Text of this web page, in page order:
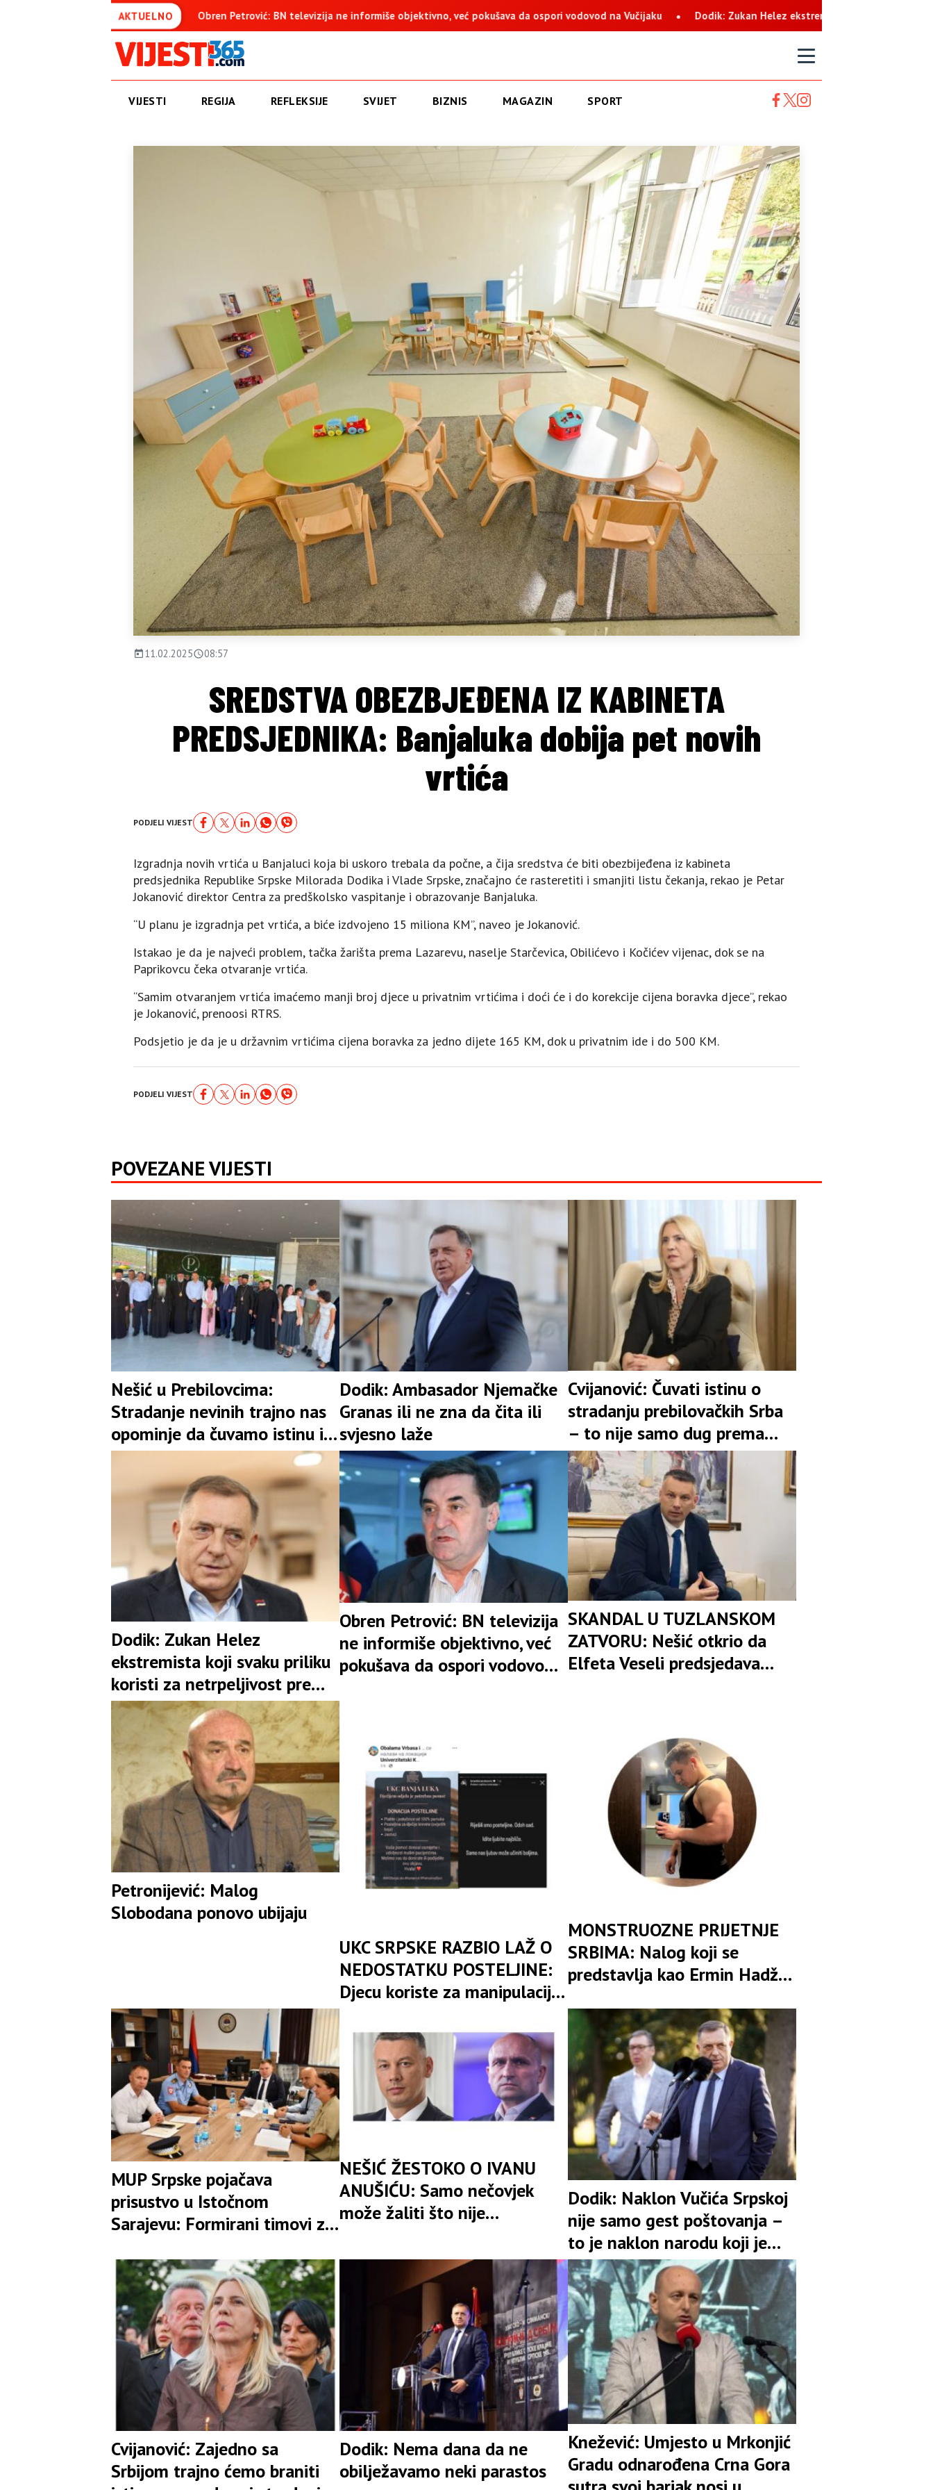
AKTUELNO
Obren Petrović: BN televizija ne informiše objektivno, već pokušava da ospori vodovod na Vučijaku Dodik: Zukan Helez ekstremista koji svaku priliku koristi za netrpeljivost
VIJESTI REGIJA REFLEKSIJE SVIJET BIZNIS MAGAZIN SPORT
11.02.2025 08:57
SREDSTVA OBEZBJEĐENA IZ KABINETA
PREDSJEDNIKA: Banjaluka dobija pet novih
vrtića
PODJELI VIJEST
Izgradnja novih vrtića u Banjaluci koja bi uskoro trebala da počne, a čija sredstva će biti obezbijeđena iz kabineta
predsjednika Republike Srpske Milorada Dodika i Vlade Srpske, značajno će rasteretiti i smanjiti listu čekanja, rekao je Petar
Jokanović direktor Centra za predškolsko vaspitanje i obrazovanje Banjaluka.
“U planu je izgradnja pet vrtića, a biće izdvojeno 15 miliona KM”, naveo je Jokanović.
Istakao je da je najveći problem, tačka žarišta prema Lazarevu, naselje Starčevica, Obilićevo i Kočićev vijenac, dok se na
Paprikovcu čeka otvaranje vrtića.
“Samim otvaranjem vrtića imaćemo manji broj djece u privatnim vrtićima i doći će i do korekcije cijena boravka djece”, rekao
je Jokanović, prenoosi RTRS.
Podsjetio je da je u državnim vrtićima cijena boravka za jedno dijete 165 KM, dok u privatnim ide i do 500 KM.
PODJELI VIJEST
POVEZANE VIJESTI
Nešić u Prebilovcima:
Stradanje nevinih trajno nas
opominje da čuvamo istinu i
jedinstvo
Dodik: Ambasador Njemačke
Granas ili ne zna da čita ili
svjesno laže
Cvijanović: Čuvati istinu o
stradanju prebilovačkih Srba
– to nije samo dug prema
prošlosti
Dodik: Zukan Helez
ekstremista koji svaku priliku
koristi za netrpeljivost prema
Srbima
Obren Petrović: BN televizija
ne informiše objektivno, već
pokušava da ospori vodovod
SKANDAL U TUZLANSKOM
ZATVORU: Nešić otkrio da
Elfeta Veseli predsjedava
Petronijević: Malog
Slobodana ponovo ubijaju
UKC SRPSKE RAZBIO LAŽ O
NEDOSTATKU POSTELJINE:
Djecu koriste za manipulaciju
i jeftino skupljanje političkih
poena
MONSTRUOZNE PRIJETNJE
SRBIMA: Nalog koji se
predstavlja kao Ermin Hadžić
„sravnjivanje Banjaluke sa
zemljom“
MUP Srpske pojačava
prisustvo u Istočnom
Sarajevu: Formirani timovi za
ubistava
NEŠIĆ ŽESTOKO O IVANU
ANUŠIĆU: Samo nečovjek
može žaliti što nije
250.000 Srba
Dodik: Naklon Vučića Srpskoj
nije samo gest poštovanja –
to je naklon narodu koji je
ostao uspravan uprkos svim
stradanjima
Cvijanović: Zajedno sa
Srbijom trajno ćemo braniti
Dodik: Nema dana da ne
obilježavamo neki parastos
Knežević: Umjesto u Mrkonjić
Gradu odnarođena Crna Gora